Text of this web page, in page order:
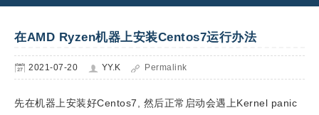
在AMD Ryzen机器上安装Centos7运行办法
2021-07-20 YY.K Permalink
先在机器上安装好Centos7, 然后正常启动会遇上Kernel panic